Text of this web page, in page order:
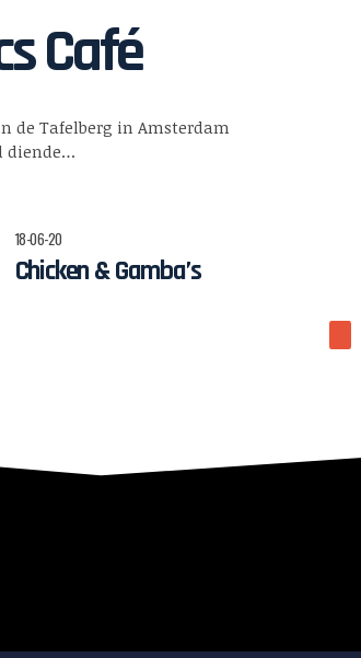
Café
de Tafelberg in Amsterdam
diende…
18-06-20
Chicken & Gamba’s